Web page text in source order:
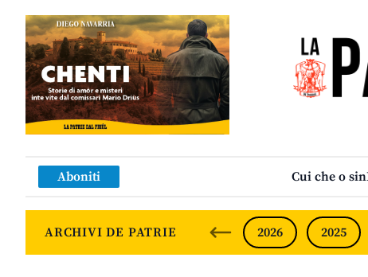
Aboniti Cui che o sin
ARCHIVI DE PATRIE 2026 2025